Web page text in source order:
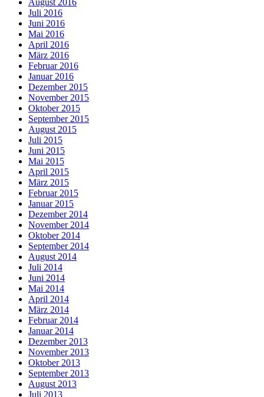
August 2016
Juli 2016
Juni 2016
Mai 2016
April 2016
März 2016
Februar 2016
Januar 2016
Dezember 2015
November 2015
Oktober 2015
September 2015
August 2015
Juli 2015
Juni 2015
Mai 2015
April 2015
März 2015
Februar 2015
Januar 2015
Dezember 2014
November 2014
Oktober 2014
September 2014
August 2014
Juli 2014
Juni 2014
Mai 2014
April 2014
März 2014
Februar 2014
Januar 2014
Dezember 2013
November 2013
Oktober 2013
September 2013
August 2013
Juli 2013